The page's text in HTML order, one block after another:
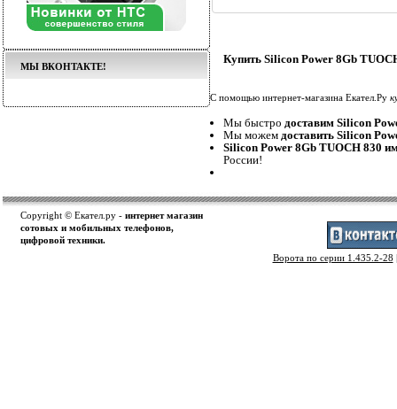
МЫ ВКОНТАКТЕ!
Купить Silicon Power 8Gb
С помощью интернет-магазина Екател.Ру
Мы быстро доставим Silicon
Мы можем доставить Silicon
Silicon Power 8Gb TUOCH 830
России!
Copyright © Екател.ру - интернет магазин
сотовых и мобильных телефонов,
цифровой техники.
Ворота по серии 1.435.2-28